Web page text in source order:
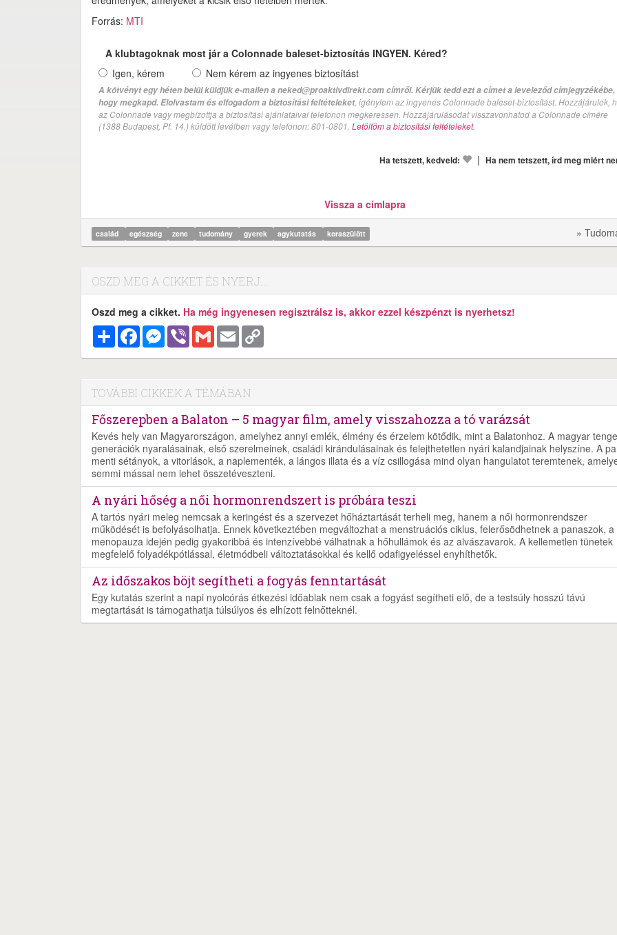
Forrás: MTI
A klubtagoknak most jár a Colonnade baleset-biztosítás INGYEN. Kéred?
Igen, kérem
Nem kérem az ingyenes biztosítást
A kötvényt egy héten belül küldjük e-mailen a neked@proaktivdirekt.com címről. Kérjük tedd ezt a címet a leveleződ címjegyzékébe,
hogy megkapd. Elolvastam és elfogadom a biztosítási feltételeket, igénylem az ingyenes Colonnade baleset-biztosítást. Hozzájárulok,
az Colonnade vagy megbízottja a biztosítási ajánlataival telefonon megkeressen. Hozzájárulásodat visszavonhatod a Colonnade címére
(1388 Budapest, Pf. 14.) küldött levélben vagy telefonon: 801-0801. Letöltöm a biztosítási feltételeket.
Ha tetszett, kedveld: | Ha nem tetszett, írd meg miért
Vissza a címlapra
család egészség zene tudomány gyerek agykutatás koraszülött »
OSZD MEG A CIKKET ÉS NYERJ...
Oszd meg a cikket. Ha még ingyenesen regisztrálsz is, akkor ezzel készpénzt is nyerhetsz!
MegosztásFacebookMessenger
Viber Gmail Email
TOVÁBBI CIKKEK A TÉMÁBAN
Főszerepben a Balaton – 5 magyar film, amely visszahozza a tó varázsát
Kevés hely van Magyarországon, amelyhez annyi emlék, élmény és érzelem kötődik, mint a Balatonhoz. A magyar
generációk nyaralásainak, első szerelmeinek, családi kirándulásainak és felejthetetlen nyári kalandjainak helyszíne. A
menti sétányok, a vitorlások, a naplementék, a lángos illata és a víz csillogása mind olyan hangulatot teremtenek,
semmi mással nem lehet összetéveszteni.
A nyári hőség a női hormonrendszert is próbára teszi
A tartós nyári meleg nemcsak a keringést és a szervezet hőháztartását terheli meg, hanem a női hormonrendszer
működését is befolyásolhatja. Ennek következtében megváltozhat a menstruációs ciklus, felerősödhetnek a panaszok, a
menopauza idején pedig gyakoribbá és intenzívebbé válhatnak a hőhullámok és az alvászavarok. A kellemetlen tünetek
megfelelő folyadékpótlással, életmódbeli változtatásokkal és kellő odafigyeléssel enyhíthetők.
Az időszakos böjt segítheti a fogyás fenntartását
Egy kutatás szerint a napi nyolcórás étkezési időablak nem csak a fogyást segítheti elő, de a testsúly hosszú távú
megtartását is támogathatja túlsúlyos és elhízott felnőtteknél.